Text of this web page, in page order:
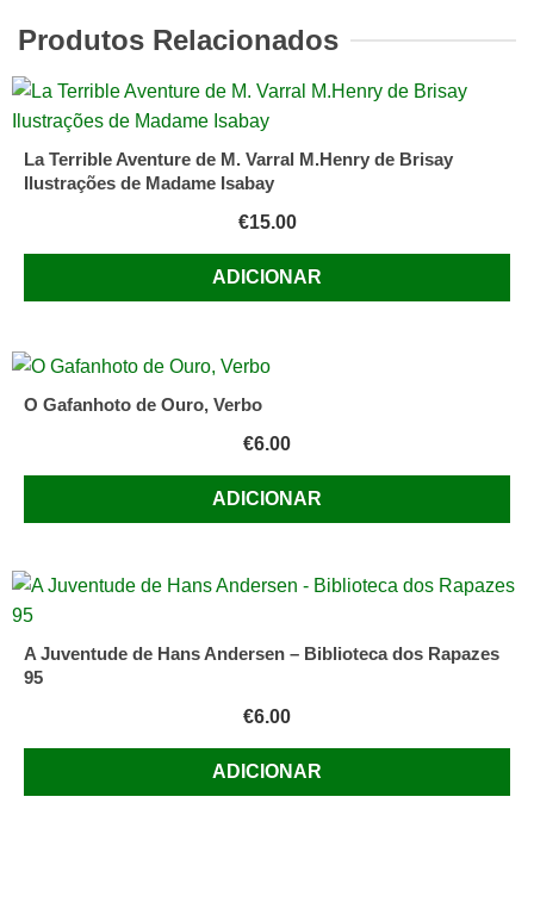
Produtos Relacionados
La Terrible Aventure de M. Varral M.Henry de Brisay
Ilustrações de Madame Isabay
€15.00
ADICIONAR
O Gafanhoto de Ouro, Verbo
€6.00
ADICIONAR
A Juventude de Hans Andersen – Biblioteca dos Rapazes
95
€6.00
ADICIONAR